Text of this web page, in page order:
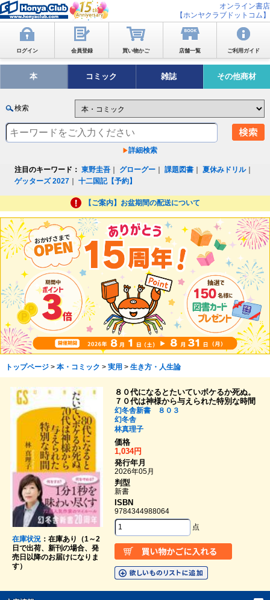
オンライン書店
【ホンヤクラブドットコム】
ログイン 会員登録 買い物かご 店舗一覧 ご利用ガイド
本 コミック 雑誌 その他商材
検索
詳細検索
注目のキーワード： 東野圭吾 グローグー ｜課題図書 ｜夏休みドリル｜
ゲッターズ 2027 ｜十二国記【予約】
【ご案内】お盆期間の配送について
トップページ> 本・コミック > 実用 > 生き方・人生論
在庫状況：在庫あり（1～2
日で出荷、新刊の場合、発
売日以降のお届けになりま
す）
８０代になるとたいていボケるか死ぬ。
７０代は神様から与えられた特別な時間
幻冬舎新書 ８０３
幻冬舎
林真理子
価格
1,034円
発行年月
2026年05月
判型
新書
ISBN
9784344988064
点